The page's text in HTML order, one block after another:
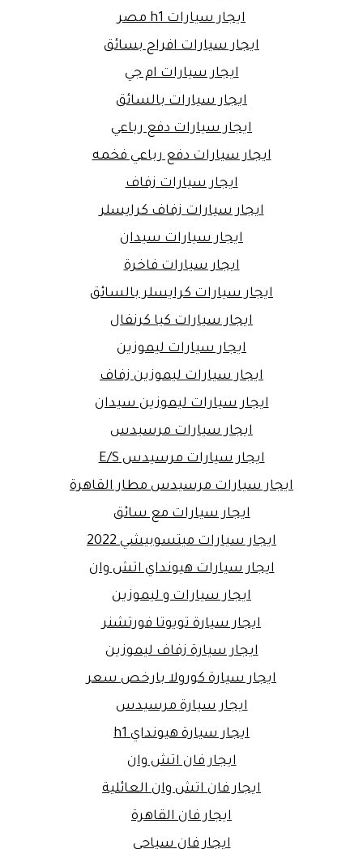
ايجار سيارات h1 مصر
ايجار سيارات افراح بسائق
ايجار سيارات ام جي
ايجار سيارات بالسائق
ايجار سيارات دفع رباعي
ايجار سيارات دفع رباعي فخمه
ايجار سيارات زفاف
ايجار سيارات زفاف كرايسلر
ايجار سيارات سيدان
ايجار سيارات فاخرة
ايجار سيارات كرايسلر بالسائق
ايجار سيارات كيا كرنفال
ايجار سيارات ليموزين
ايجار سيارات ليموزين زفاف
ايجار سيارات ليموزين سيدان
ايجار سيارات مرسيدس
ايجار سيارات مرسيدس E/S
ايجار سيارات مرسيدس مطار القاهرة
ايجار سيارات مع سائق
ايجار سيارات ميتسوبيشي 2022
ايجار سيارات هيونداي اتش وان
ايجار سيارات و ليموزين
ايجار سيارة تويوتا فورتشنر
ايجار سيارة زفاف ليموزين
ايجار سيارة كورولا بارخص سعر
ايجار سيارة مرسيدس
ايجار سيارة هيونداي h1
ايجار فان اتش وان
ايجار فان اتش وان العائلية
ايجار فان القاهرة
ايجار فان سياحي